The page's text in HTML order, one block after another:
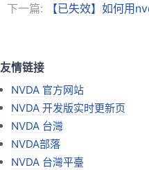
下一篇:
【已失效】如何用
友情链接
NVDA 官方网站
NVDA 开发版实时更新页
NVDA 台灣
NVDA部落
NVDA 台灣平臺